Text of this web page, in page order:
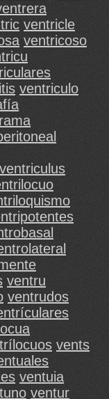
ventricle
ventricoso
ventriculo
ventriculus
ventru
ventrudos
vents
ventuia
ventur